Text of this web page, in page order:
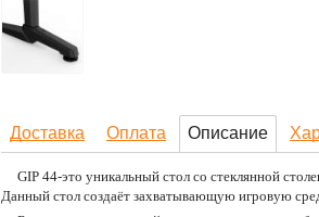
Доставка Оплата Описание
GIP 44-это уникальный стол со стеклянной
Данный стол создаёт захватывающую игровую